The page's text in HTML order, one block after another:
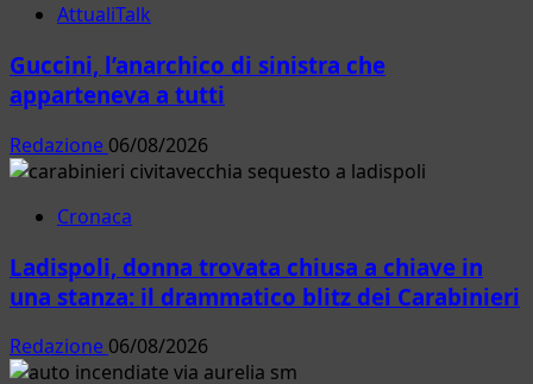
AttualiTalk
Guccini, l’anarchico di sinistra che
apparteneva a tutti
Redazione 06/08/2026
Cronaca
Ladispoli, donna trovata chiusa a chiave in
una stanza: il drammatico blitz dei Carabinieri
Redazione 06/08/2026